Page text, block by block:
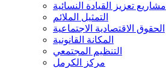
مشاريع تعزيز القيادة النسائية
التمثيل الملائم
الحقوق الاقتصادية الاجتماعية
المكانة القانونية
التنظيم المجتمعي
مركز الكرمل